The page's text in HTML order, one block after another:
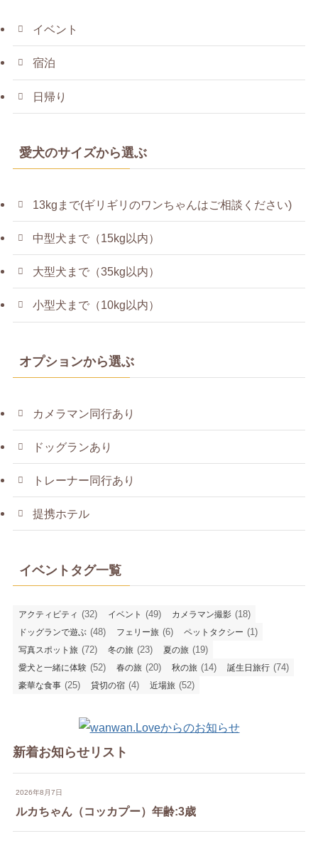
イベント
宿泊
日帰り
愛犬のサイズから選ぶ
13kgまで(ギリギリのワンちゃんはご相談ください)
中型犬まで（15kg以内）
大型犬まで（35kg以内）
小型犬まで（10kg以内）
オプションから選ぶ
カメラマン同行あり
ドッグランあり
トレーナー同行あり
提携ホテル
イベントタグ一覧
アクティビティ (32) イベント (49) カメラマン撮影 (18)
ドッグランで遊ぶ (48) フェリー旅 (6) ペットタクシー (1)
写真スポット旅 (72) 冬の旅 (23) 夏の旅 (19)
愛犬と一緒に体験 (52) 春の旅 (20) 秋の旅 (14) 誕生日旅行 (74)
豪華な食事 (25) 貸切の宿 (4) 近場旅 (52)
新着お知らせリスト
2026年8月7日
ルカちゃん（コッカプー）年齢:3歳